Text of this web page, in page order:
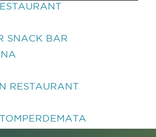
SNACK BAR
RESTAURANT